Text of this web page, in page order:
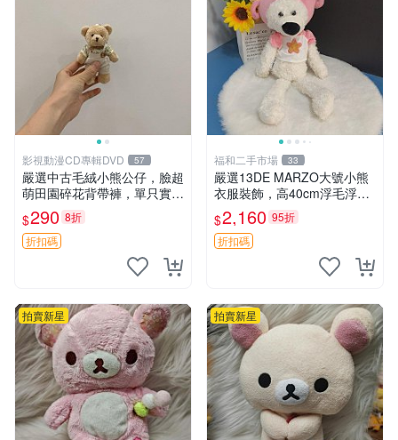
影視動漫CD專輯DVD 57
嚴選中古毛絨小熊公仔，臉超
萌田園碎花背帶褲，單只實拍
展示 中古、毛絨玩具、玩偶
$290 8折
折扣碼
福和二手市場 33
嚴選13DE MARZO大號小熊
衣服裝飾，高40cm浮毛浮
灰，詳觀後再拍。二手收藏請
珍惜。 13DE MARZO 二手
小熊 衣服裝飾
$2,160 95折
折扣碼
拍賣新星 拍賣新星